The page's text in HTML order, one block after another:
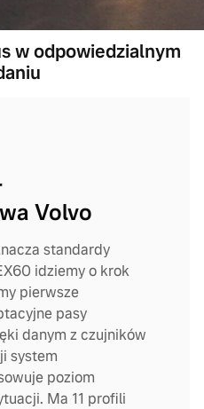
w odpowiedzialnym
Volvo
standardy
idziemy o krok
pierwsze
pasy
danym z czujników
system
poziom
Ma 11 profili